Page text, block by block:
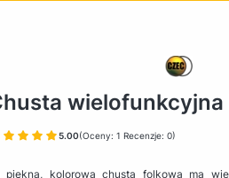
wielofunkcyjna
5.00(Oceny: 1 Recenzje: 0)
piękna, kolorowa chusta folkowa ma